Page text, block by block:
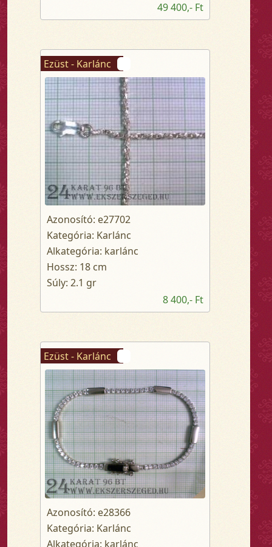
49 400,- Ft
Ezüst - Karlánc
Azonosító: e27702
Kategória: Karlánc
Alkategória: karlánc
Hossz: 18 cm
Súly: 2.1 gr
8 400,- Ft
Ezüst - Karlánc
Azonosító: e28366
Kategória: Karlánc
Alkategória: karlánc